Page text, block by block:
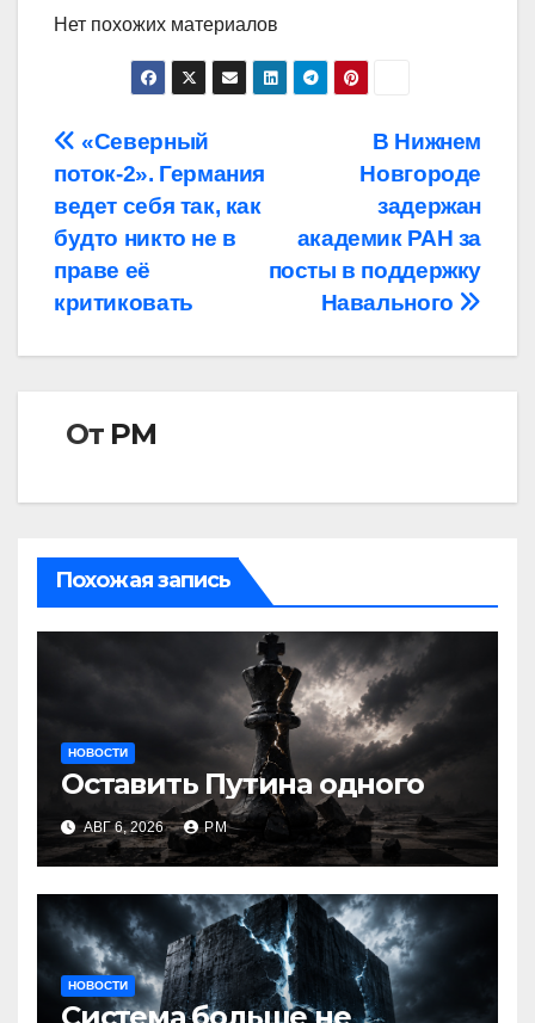
Нет похожих материалов
Навигация
по
записям
В Нижнем
Новгороде
задержан
академик РАН за
посты в поддержку
Навального
«Северный
поток-2». Германия
ведет себя так, как
будто никто не в
праве её
критиковать
От РМ
Похожая запись
НОВОСТИ
Оставить Путина одного
АВГ 6, 2026 РМ
НОВОСТИ